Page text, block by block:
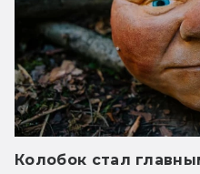
Колобок стал